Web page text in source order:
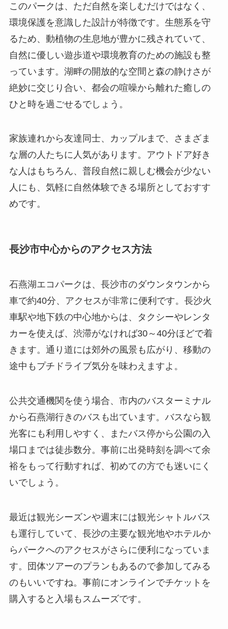
このパークは、ただ自然を楽しむだけではなく、
環境保護を意識した設計が特徴です。生態系を守
るため、動植物の生息地が豊かに残されていて、
自然に優しい遊歩道や環境教育のための施設も整
っています。湖畔の開放的な空間と森の静けさが
絶妙に交じり合い、都会の喧噪から離れた癒しの
ひと時を過ごせるでしょう。
家族連れから友達同士、カップルまで、さまざま
な層の人たちに人気があります。アウトドア好き
な人はもちろん、普段自然に親しむ機会が少ない
人にも、気軽に自然体験できる場所としておすす
めです。
長沙市中心からのアクセス方法
石燕湖エコパークは、長沙市のダウンタウンから
車で約40分、アクセスが非常に便利です。長沙火
車駅や地下鉄の中心地からは、タクシーやレンタ
カーを使えば、渋滞がなければ30～40分ほどで着
きます。通り道には郊外の風景も広がり、移動の
途中もプチドライブ気分を味わえますよ。
公共交通機関を使う場合、市内のバスターミナル
から石燕湖行きのバスも出ています。バスなら観
光客にも利用しやすく、またバス停から公園の入
場口までは徒歩数分。事前に出発時刻を調べて余
裕をもって行動すれば、初めての方でも迷いにく
いでしょう。
最近は観光シーズンや週末には観光シャトルバス
も運行していて、長沙の主要な観光地やホテルか
らパークへのアクセスがさらに便利になっていま
す。団体ツアーのプランもあるので参加してみる
のもいいですね。事前にオンラインでチケットを
購入すると入場もスムーズです。